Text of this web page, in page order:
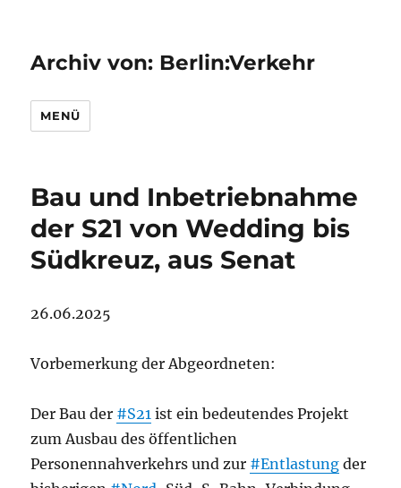
Archiv von: Berlin:Verkehr
MENÜ
Bau und Inbetriebnahme
der S21 von Wedding bis
Südkreuz, aus Senat
26.06.2025
Vorbemerkung der Abgeordneten:
Der Bau der #S21 ist ein bedeutendes Projekt
zum Ausbau des öffentlichen
Personennahverkehrs und zur #Entlastung der